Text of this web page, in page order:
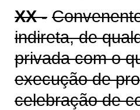
XX -
indireta, de
privada com o
execução de
celebração de